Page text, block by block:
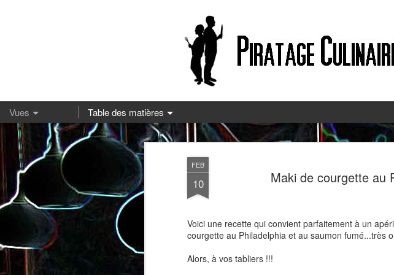
FEB
10 Maki de courgette au
Voici une recette qui convient parfaitement à un
courgette au Philadelphia et au saumon fumé...très
Alors, à vos tabliers !!!
Pizza à la mozzarella et à la
13